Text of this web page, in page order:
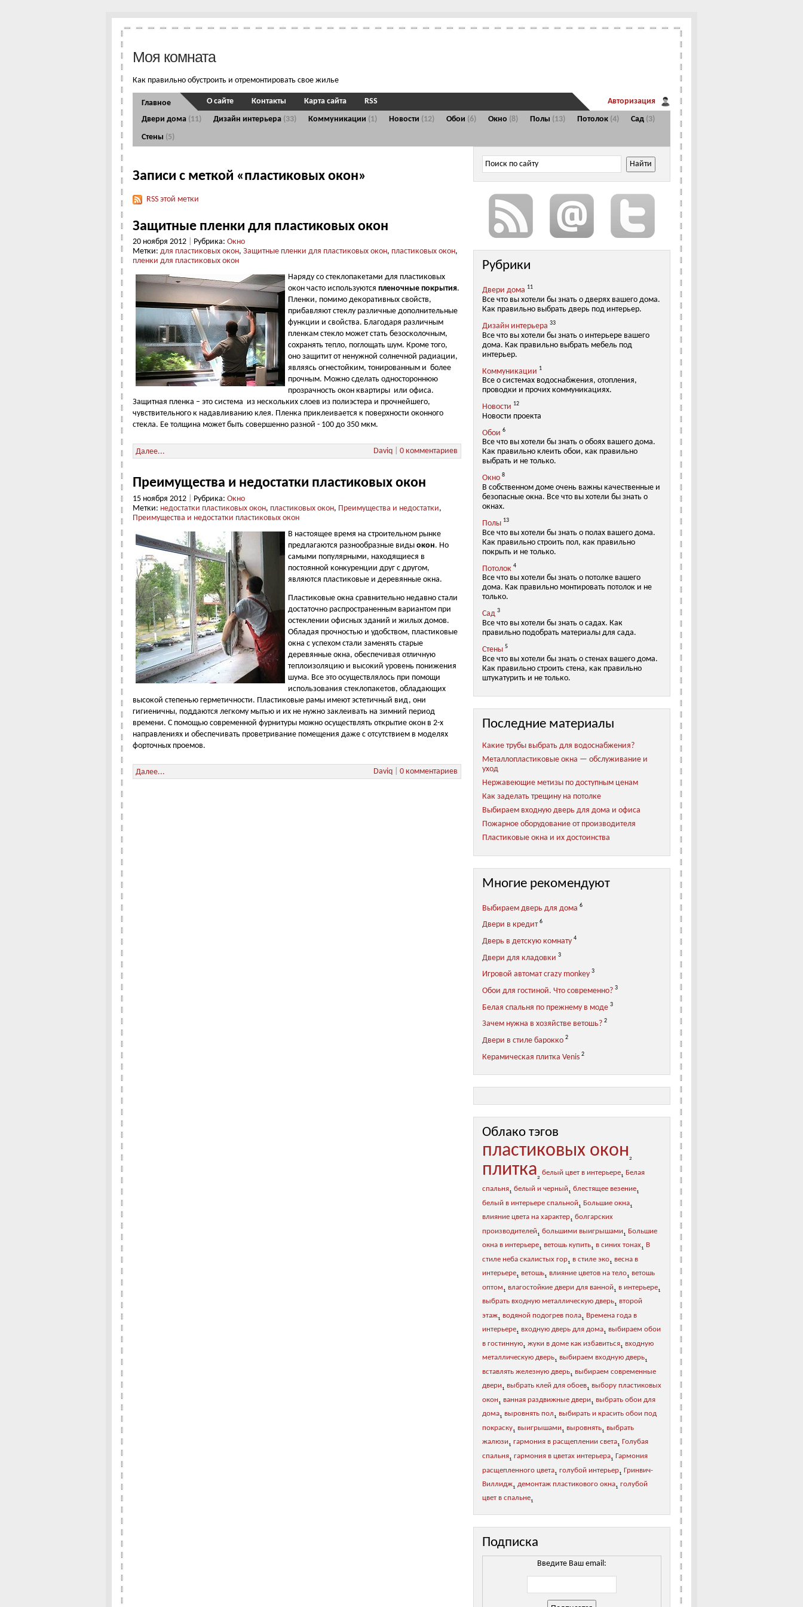
Моя комната
Как правильно обустроить и отремонтировать свое жилье
Главное
Двери дома (11) Дизайн интерьера (33) Коммуникации (1) Новости (12) Обои (6) Окно (8) Полы (13) Потолок (4) Сад (3)
Стены (5)
О сайте Контакты Карта сайта RSS Авторизация
Записи с меткой «пластиковых окон»
RSS этой метки
Защитные пленки для пластиковых окон
20 ноября 2012 Рубрика: Окно
Метки: для пластиковых окон, Защитные пленки для пластиковых окон, пластиковых окон,
пленки для пластиковых окон
Наряду со стеклопакетами для пластиковых
окон часто используются пленочные покрытия.
Пленки, помимо декоративных свойств,
прибавляют стеклу различные дополнительные
функции и свойства. Благодаря различным
пленкам стекло может стать безосколочным,
сохранять тепло, поглощать шум. Кроме того,
оно защитит от ненужной солнечной радиации,
являясь огнестойким, тонированным и более
прочным. Можно сделать одностороннюю
прозрачность окон квартиры или офиса.
Защитная пленка – это система из нескольких слоев из полиэстера и прочнейшего,
чувствительного к надавливанию клея. Пленка приклеивается к поверхности оконного
стекла. Ее толщина может быть совершенно разной - 100 до 350 мкм.
Далее... Daviq 0 комментариев
Преимущества и недостатки пластиковых окон
15 ноября 2012 Рубрика: Окно
Метки: недостатки пластиковых окон, пластиковых окон, Преимущества и недостатки,
Преимущества и недостатки пластиковых окон
В настоящее время на строительном рынке
предлагаются разнообразные виды окон. Но
самыми популярными, находящиеся в
постоянной конкуренции друг с другом,
являются пластиковые и деревянные окна.
Пластиковые окна сравнительно недавно стали
достаточно распространенным вариантом при
остеклении офисных зданий и жилых домов.
Обладая прочностью и удобством, пластиковые
окна с успехом стали заменять старые
деревянные окна, обеспечивая отличную
теплоизоляцию и высокий уровень понижения
шума. Все это осуществлялось при помощи
использования стеклопакетов, обладающих
высокой степенью герметичности. Пластиковые рамы имеют эстетичный вид, они
гигиеничны, поддаются легкому мытью и их не нужно заклеивать на зимний период
времени. С помощью современной фурнитуры можно осуществлять открытие окон в 2-х
направлениях и обеспечивать проветривание помещения даже с отсутствием в моделях
форточных проемов.
Далее... Daviq 0 комментариев
Рубрики
Двери дома 11
Все что вы хотели бы знать о дверях вашего дома.
Как правильно выбрать дверь под интерьер.
Дизайн интерьера 33
Все что вы хотели бы знать о интерьере вашего
дома. Как правильно выбрать мебель под
интерьер.
Коммуникации 1
Все о системах водоснабжения, отопления,
проводки и прочих коммуникациях.
Новости 12
Новости проекта
Обои 6
Все что вы хотели бы знать о обоях вашего дома.
Как правильно клеить обои, как правильно
выбрать и не только.
Окно 8
В собственном доме очень важны качественные и
безопасные окна. Все что вы хотели бы знать о
окнах.
Полы 13
Все что вы хотели бы знать о полах вашего дома.
Как правильно строить пол, как правильно
покрыть и не только.
Потолок 4
Все что вы хотели бы знать о потолке вашего
дома. Как правильно монтировать потолок и не
только.
Сад 3
Все что вы хотели бы знать о садах. Как
правильно подобрать материалы для сада.
Стены 5
Все что вы хотели бы знать о стенах вашего дома.
Как правильно строить стена, как правильно
штукатурить и не только.
Последние материалы
Какие трубы выбрать для водоснабжения?
Металлопластиковые окна — обслуживание и
уход
Нержавеющие метизы по доступным ценам
Как заделать трещину на потолке
Выбираем входную дверь для дома и офиса
Пожарное оборудование от производителя
Пластиковые окна и их достоинства
Многие рекомендуют
Выбираем дверь для дома 6
Двери в кредит 6
Дверь в детскую комнату 4
Двери для кладовки 3
Игровой автомат crazy monkey 3
Обои для гостиной. Что современно? 3
Белая спальня по прежнему в моде 3
Зачем нужна в хозяйстве ветошь? 2
Двери в стиле барокко 2
Керамическая плитка Venis 2
Облако тэгов
пластиковых окон 2
плитка2
белый цвет в интерьере1 Белая
спальня1 белый и черный1 блестящее везение1
белый в интерьере спальной1 Большие окна1
влияние цвета на характер1 болгарских
производителей1 большими выигрышами1
Большие
окна в интерьере1 ветошь купить1 в синих тонах1
В
стиле неба скалистых гор1 в стиле эко1
весна в
интерьере1 ветошь1 влияние цветов на тело1
ветошь
оптом 1 влагостойкие двери для ванной1 в интерьере1
выбрать входную металлическую дверь1 второй
этаж1 водяной подогрев пола1
Времена года в
интерьере1 входную дверь для дома1 выбираем обои
в гостинную1 жуки в доме как избавиться1
входную
металлическую дверь1 выбираем входную дверь1
вставлять железную дверь1
выбираем современные
двери1 выбрать клей для обоев1 выбору пластиковых
окон 1 ванная раздвижные двери1
выбрать обои для
дома1 выровнять пол 1 выбирать и красить обои под
покраску1 выигрышами1 выровнять1
выбрать
жалюзи1 гармония в расщеплении света1 Голубая
спальня1 гармония в цветах интерьера1
Гармония
расщепленного цвета1 голубой интерьер1
Гринвич-
Виллидж1 демонтаж пластикового окна1 голубой
цвет в спальне1
Подписка
Введите Ваш email: